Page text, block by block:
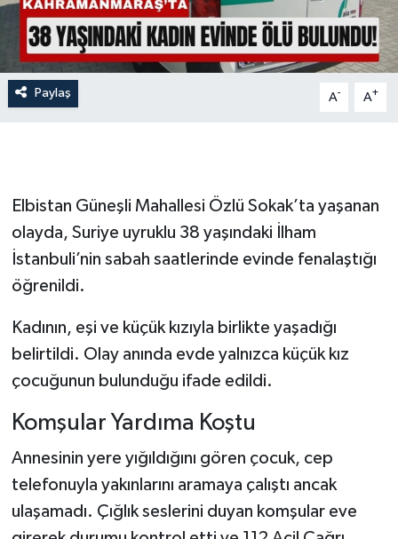
Paylaş A- A+
Elbistan Güneşli Mahallesi Özlü Sokak’ta yaşanan
olayda, Suriye uyruklu 38 yaşındaki İlham
İstanbuli’nin sabah saatlerinde evinde fenalaştığı
öğrenildi.
Kadının, eşi ve küçük kızıyla birlikte yaşadığı
belirtildi. Olay anında evde yalnızca küçük kız
çocuğunun bulunduğu ifade edildi.
Komşular Yardıma Koştu
Annesinin yere yığıldığını gören çocuk, cep
telefonuyla yakınlarını aramaya çalıştı ancak
ulaşamadı. Çığlık seslerini duyan komşular eve
KSÜ
DÜNYA
ROPORTAJ
KADIN-AİLE
YEREL YÖNETİM
MEDYA
SEÇİM 2011
ÜÇÜNCÜ SAYFA
BİLİMNET
Yemek
SİVİL TOPLUM